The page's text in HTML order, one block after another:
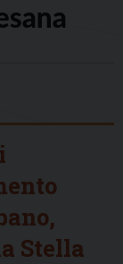
Stella